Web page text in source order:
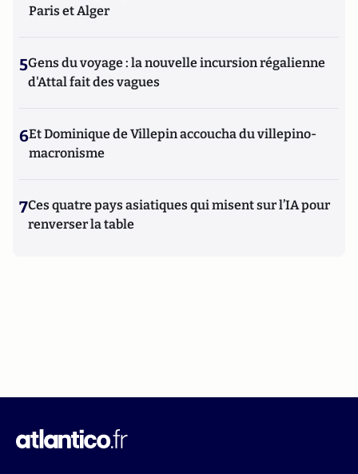
Paris et Alger
5Gens du voyage : la nouvelle incursion régalienne
d'Attal fait des vagues
6Et Dominique de Villepin accoucha du villepino-
macronisme
7Ces quatre pays asiatiques qui misent sur l’IA pour
renverser la table